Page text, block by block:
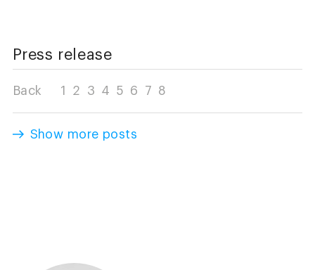
Press release
Back 1 2 3 4 5 6 7 8
Show more posts